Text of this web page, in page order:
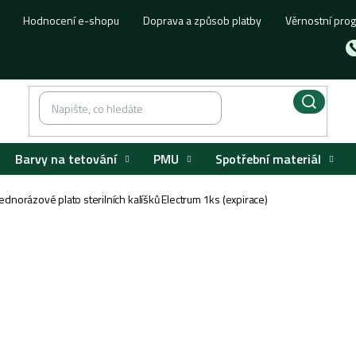
Hodnocení e-shopu Doprava a způsob platby Věrnostní
Barvy na tetování PMU Spotřební materiál
plato sterilních kalíšků Electrum 1ks (expirace)